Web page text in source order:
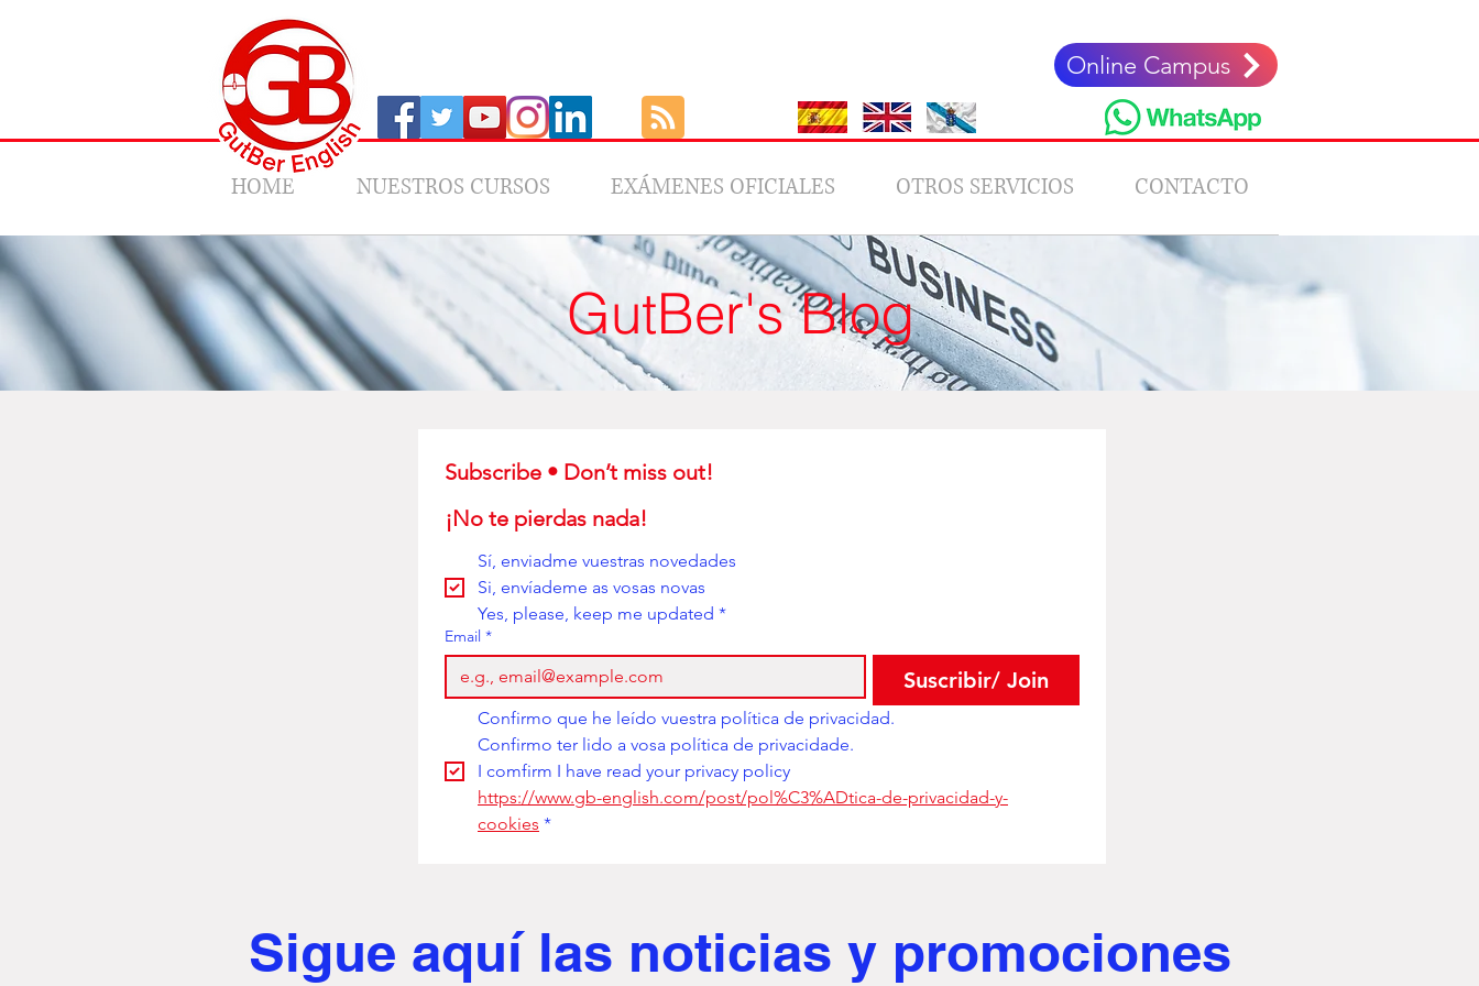
HOME NUESTROS CURSOS EXÁMENES OFICIALES OTROS SERVICIOS CONTACTO
Online Campus
GutBer's Blog
¡No te pierdas nada!
Sí, enviadme vuestras novedades
Si, envíademe as vosas novas
Yes, please, keep me updated *
Email *
Suscribir/ Join
I comfirm I have read your privacy policy
https://www.gb-english.com/post/pol%C3%ADtica-de-privacidad-y-
cookies *
Sigue aquí las noticias y promociones